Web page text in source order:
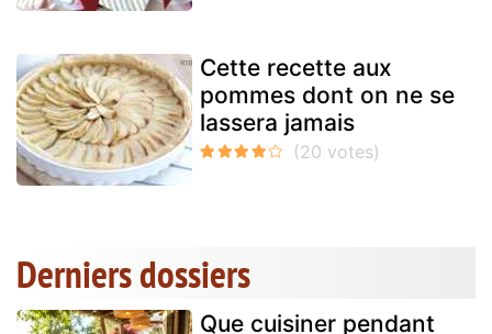
Cette recette aux
pommes dont on ne se
lassera jamais
Derniers dossiers
Que cuisiner pendant